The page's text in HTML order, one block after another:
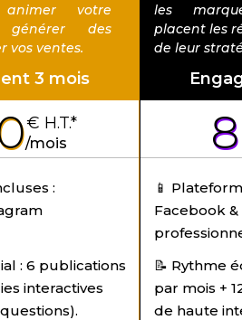
votre
générer des
vos ventes.
3 mois
€ H.T.*
/mois
:
: 6 publications
interactives
les
placent les
de leur
📱
Facebook
📝 Rythme
par mois +
de haute